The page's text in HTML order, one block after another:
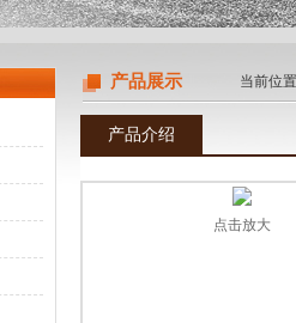
产品展示 当前位
产品介绍
点击放大